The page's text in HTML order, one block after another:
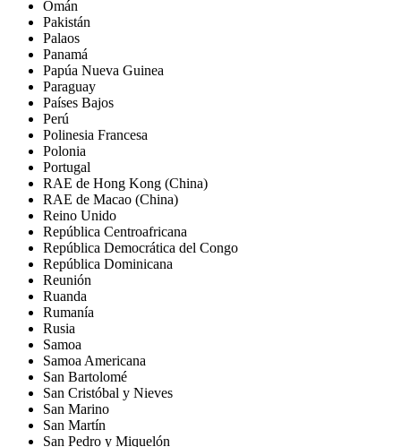
Omán
Pakistán
Palaos
Panamá
Papúa Nueva Guinea
Paraguay
Países Bajos
Perú
Polinesia Francesa
Polonia
Portugal
RAE de Hong Kong (China)
RAE de Macao (China)
Reino Unido
República Centroafricana
República Democrática del Congo
República Dominicana
Reunión
Ruanda
Rumanía
Rusia
Samoa
Samoa Americana
San Bartolomé
San Cristóbal y Nieves
San Marino
San Martín
San Pedro y Miquelón